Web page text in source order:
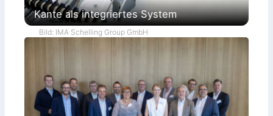
Kante als integriertes System
Bild: IMA Schelling Group GmbH